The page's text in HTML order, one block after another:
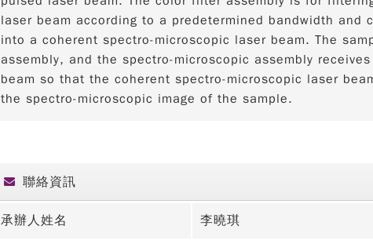
laser beam according to a predetermined bandwidth and
into a coherent spectro-microscopic laser beam. The
assembly, and the spectro-microscopic assembly
beam so that the coherent spectro-microscopic laser
the spectro-microscopic image of the sample.
聯絡資訊
承辦人姓名 李曉琪